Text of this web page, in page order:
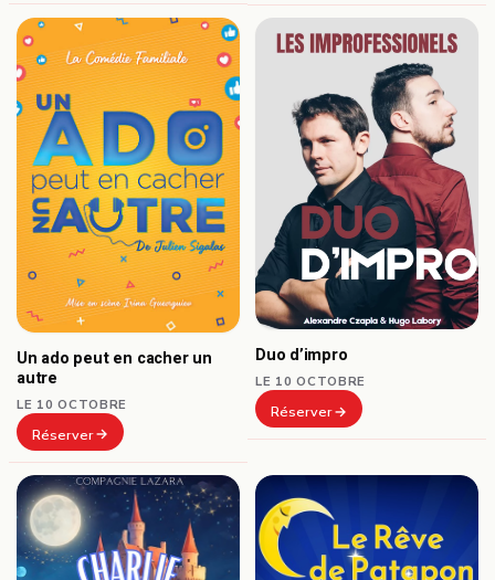
Un ado peut en cacher un
autre
LE 10 OCTOBRE
Réserver
Duo d’impro
LE 10 OCTOBRE
Réserver